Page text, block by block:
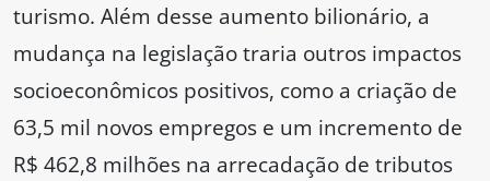
turismo. Além desse aumento bilionário, a
mudança na legislação traria outros impactos
socioeconômicos positivos, como a criação de
63,5 mil novos empregos e um incremento de
R$ 462,8 milhões na arrecadação de tributos